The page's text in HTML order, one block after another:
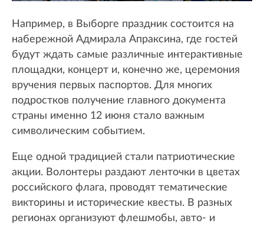
Например, в Выборге праздник состоится на
набережной Адмирала Апраксина, где гостей
будут ждать самые различные интерактивные
площадки, концерт и, конечно же, церемония
вручения первых паспортов. Для многих
подростков получение главного документа
страны именно 12 июня стало важным
символическим событием.
Еще одной традицией стали патриотические
акции. Волонтеры раздают ленточки в цветах
российского флага, проводят тематические
викторины и исторические квесты. В разных
регионах организуют флешмобы, авто- и